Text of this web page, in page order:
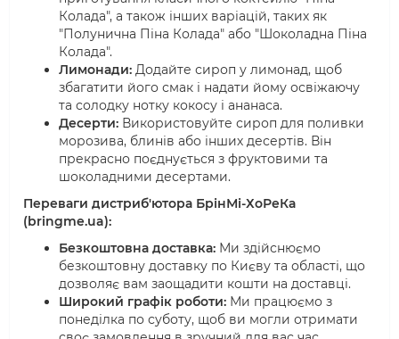
Колада", а також інших варіацій, таких як
"Полунична Піна Колада" або "Шоколадна Піна
Колада".
Лимонади: Додайте сироп у лимонад, щоб
збагатити його смак і надати йому освіжаючу
та солодку нотку кокосу і ананаса.
Десерти: Використовуйте сироп для поливки
морозива, блинів або інших десертів. Він
прекрасно поєднується з фруктовими та
шоколадними десертами.
Переваги дистриб'ютора БрінМі-ХоРеКа
(bringme.ua):
Безкоштовна доставка: Ми здійснюємо
безкоштовну доставку по Києву та області, що
дозволяє вам заощадити кошти на доставці.
Широкий графік роботи: Ми працюємо з
понеділка по суботу, щоб ви могли отримати